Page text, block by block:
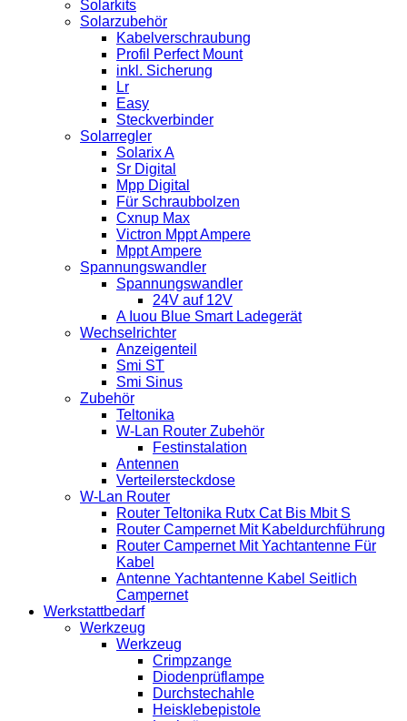
Solarkits
Solarzubehör
Kabelverschraubung
Profil Perfect Mount
inkl. Sicherung
Lr
Easy
Steckverbinder
Solarregler
Solarix A
Sr Digital
Mpp Digital
Für Schraubbolzen
Cxnup Max
Victron Mppt Ampere
Mppt Ampere
Spannungswandler
Spannungswandler
24V auf 12V
A Iuou Blue Smart Ladegerät
Wechselrichter
Anzeigenteil
Smi ST
Smi Sinus
Zubehör
Teltonika
W-Lan Router Zubehör
Festinstalation
Antennen
Verteilersteckdose
W-Lan Router
Router Teltonika Rutx Cat Bis Mbit S
Router Campernet Mit Kabeldurchführung
Router Campernet Mit Yachtantenne Für
Kabel
Antenne Yachtantenne Kabel Seitlich
Campernet
Werkstattbedarf
Werkzeug
Werkzeug
Crimpzange
Diodenprüflampe
Durchstechahle
Heisklebepistole